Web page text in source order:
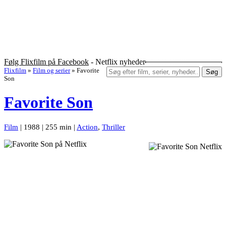
Følg Flixfilm på Facebook - Netflix nyheder
Søg
Flixfilm » Film og serier » Favorite
Son
Favorite Son
Film | 1988 | 255 min | Action, Thriller